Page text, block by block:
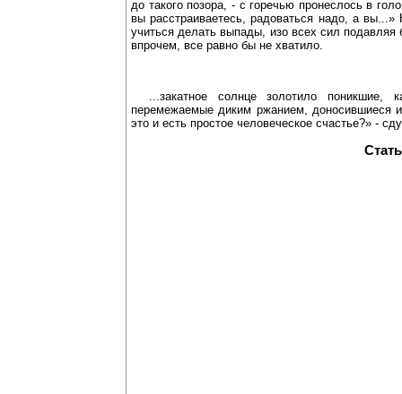
до такого позора, - с горечью пронеслось в
вы расстраиваетесь, радоваться надо, а
учиться делать выпады, изо всех сил
впрочем, все равно бы не хватило.
...закатное солнце золотило поникшие,
перемежаемые диким ржанием, доносившиеся
это и есть простое человеческое счастье?» -